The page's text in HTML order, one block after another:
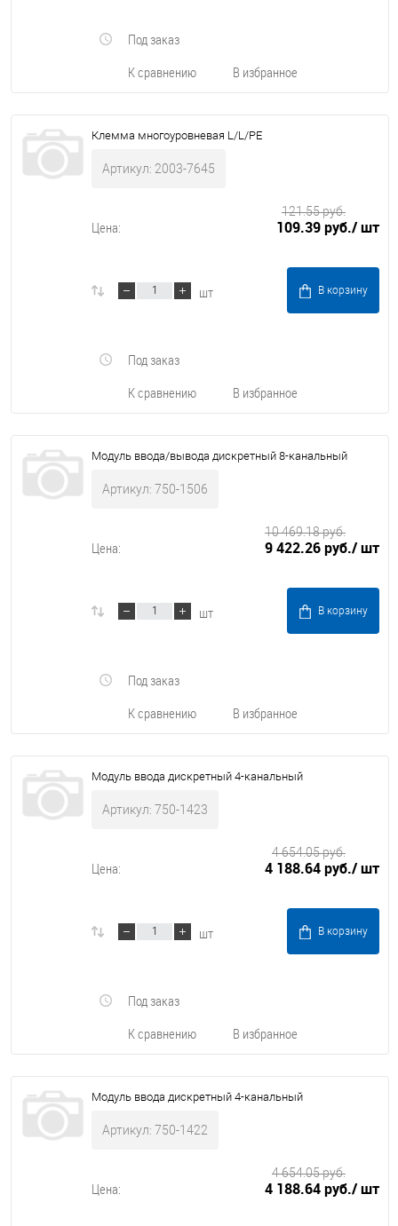
К сравнению В избранное
Под заказ
Клемма многоуровневая L/L/PE
Артикул: 2003-7645
Цена: 109.39 руб./ шт
121.55 руб.
шт В корзину
К сравнению В избранное
Под заказ
Модуль ввода/вывода дискретный 8-канальный
Артикул: 750-1506
Цена: 9 422.26 руб./ шт
10 469.18 руб.
шт В корзину
К сравнению В избранное
Под заказ
Модуль ввода дискретный 4-канальный
Артикул: 750-1423
Цена: 4 188.64 руб./ шт
4 654.05 руб.
шт В корзину
К сравнению В избранное
Под заказ
Модуль ввода дискретный 4-канальный
Артикул: 750-1422
Цена: 4 188.64 руб./ шт
4 654.05 руб.